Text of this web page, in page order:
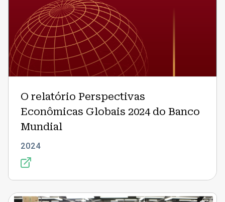
O relatório Perspectivas
Econômicas Globais 2024 do Banco
Mundial
2024
A